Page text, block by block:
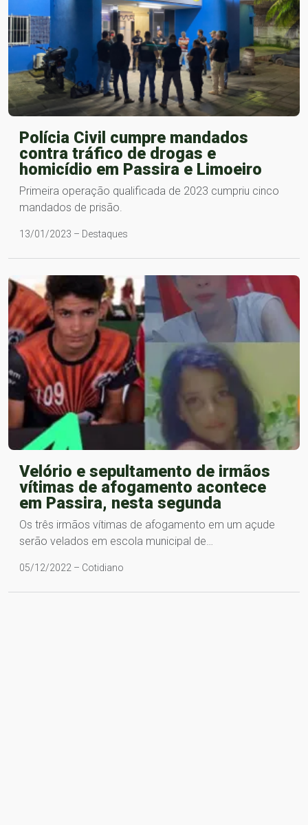
Polícia Civil cumpre mandados
contra tráfico de drogas e
homicídio em Passira e Limoeiro
Primeira operação qualificada de 2023 cumpriu cinco
mandados de prisão.
13/01/2023 – Destaques
Velório e sepultamento de irmãos
vítimas de afogamento acontece
em Passira, nesta segunda
Os três irmãos vítimas de afogamento em um açude
serão velados em escola municipal de…
05/12/2022 – Cotidiano